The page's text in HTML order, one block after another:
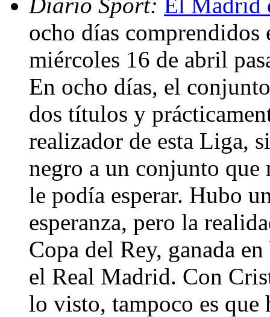
ocho días
miércoles 16 de abril
En ocho días, el
dos títulos y
realizador de esta Liga,
negro a un conjunto que
le podía esperar. Hubo
esperanza, pero la
Copa del Rey, ganada
el Real Madrid. Con
lo visto, tampoco es